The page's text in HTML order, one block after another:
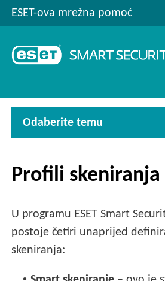
ESET-ova mrežna pomoć
Odaberite temu
Profili skeniranja
U programu ESET Smart
postoje četiri unaprijed
skeniranja: